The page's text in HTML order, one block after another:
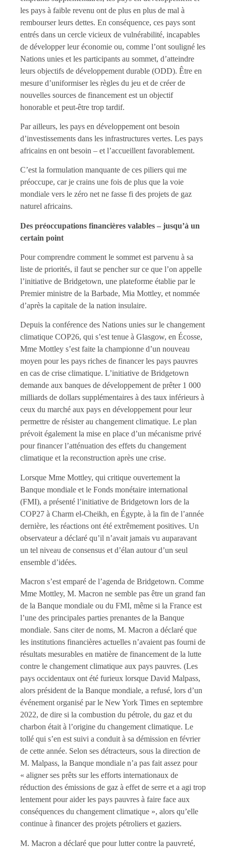
les pays à faible revenu ont de plus en plus de mal à
rembourser leurs dettes. En conséquence, ces pays sont
entrés dans un cercle vicieux de vulnérabilité, incapables
de développer leur économie ou, comme l’ont souligné les
Nations unies et les participants au sommet, d’atteindre
leurs objectifs de développement durable (ODD). Être en
mesure d’uniformiser les règles du jeu et de créer de
nouvelles sources de financement est un objectif
honorable et peut-être trop tardif.
Par ailleurs, les pays en développement ont besoin
d’investissements dans les infrastructures vertes. Les pays
africains en ont besoin – et l’accueillent favorablement.
C’est la formulation manquante de ces piliers qui me
préoccupe, car je crains une fois de plus que la voie
mondiale vers le zéro net ne fasse fi des projets de gaz
naturel africains.
Des préoccupations financières valables – jusqu’à un
certain point
Pour comprendre comment le sommet est parvenu à sa
liste de priorités, il faut se pencher sur ce que l’on appelle
l’initiative de Bridgetown, une plateforme établie par le
Premier ministre de la Barbade, Mia Mottley, et nommée
d’après la capitale de la nation insulaire.
Depuis la conférence des Nations unies sur le changement
climatique COP26, qui s’est tenue à Glasgow, en Écosse,
Mme Mottley s’est faite la championne d’un nouveau
moyen pour les pays riches de financer les pays pauvres
en cas de crise climatique. L’initiative de Bridgetown
demande aux banques de développement de prêter 1 000
milliards de dollars supplémentaires à des taux inférieurs à
ceux du marché aux pays en développement pour leur
permettre de résister au changement climatique. Le plan
prévoit également la mise en place d’un mécanisme privé
pour financer l’atténuation des effets du changement
climatique et la reconstruction après une crise.
Lorsque Mme Mottley, qui critique ouvertement la
Banque mondiale et le Fonds monétaire international
(FMI), a présenté l’initiative de Bridgetown lors de la
COP27 à Charm el-Cheikh, en Égypte, à la fin de l’année
dernière, les réactions ont été extrêmement positives. Un
observateur a déclaré qu’il n’avait jamais vu auparavant
un tel niveau de consensus et d’élan autour d’un seul
ensemble d’idées.
Macron s’est emparé de l’agenda de Bridgetown. Comme
Mme Mottley, M. Macron ne semble pas être un grand fan
de la Banque mondiale ou du FMI, même si la France est
l’une des principales parties prenantes de la Banque
mondiale. Sans citer de noms, M. Macron a déclaré que
les institutions financières actuelles n’avaient pas fourni de
résultats mesurables en matière de financement de la lutte
contre le changement climatique aux pays pauvres. (Les
pays occidentaux ont été furieux lorsque David Malpass,
alors président de la Banque mondiale, a refusé, lors d’un
événement organisé par le New York Times en septembre
2022, de dire si la combustion du pétrole, du gaz et du
charbon était à l’origine du changement climatique. Le
tollé qui s’en est suivi a conduit à sa démission en février
de cette année. Selon ses détracteurs, sous la direction de
M. Malpass, la Banque mondiale n’a pas fait assez pour
« aligner ses prêts sur les efforts internationaux de
réduction des émissions de gaz à effet de serre et a agi trop
lentement pour aider les pays pauvres à faire face aux
conséquences du changement climatique », alors qu’elle
continue à financer des projets pétroliers et gaziers.
M. Macron a déclaré que pour lutter contre la pauvreté,